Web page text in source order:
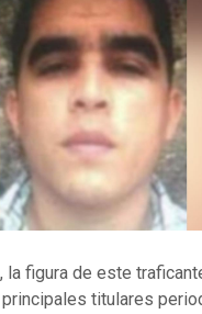
la figura de este
titulares